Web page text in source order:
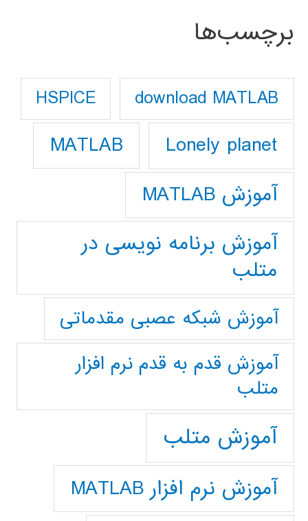
برچسب‌ها
download MATLAB
HSPICE
Lonely planet
MATLAB
آموزش MATLAB
آموزش برنامه نویسی در
متلب
آموزش شبکه عصبی مقدماتی
آموزش قدم به قدم نرم افزار
متلب
آموزش متلب
آموزش نرم افزار MATLAB